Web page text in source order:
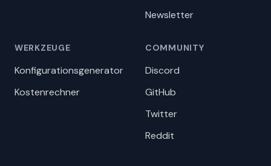
Newsletter
WERKZEUGE
Konfigurationsgenerator
Kostenrechner
COMMUNITY
Discord
GitHub
Twitter
Reddit